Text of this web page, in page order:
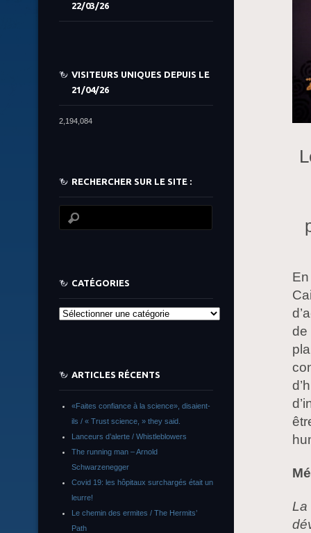
de
La
22/03/26
VISITEURS UNIQUES DEPUIS LE
21/04/26
2,194,084
RECHERCHER SUR LE SITE :
CATÉGORIES
Catégories
ARTICLES RÉCENTS
«Faites confiance à la science», disaient-
ils / « Trust science, » they said.
Lanceurs d’alerte / Whistleblowers
The running man – Arnold
Schwarzenegger
Covid 19: les hôpitaux surchargés était un
leurre!
Le chemin des ermites / The Hermits’
Path